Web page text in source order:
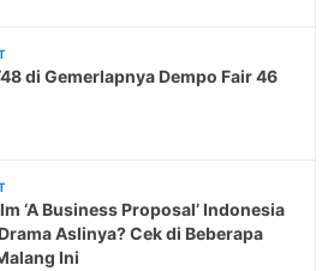
di Gemerlapnya Dempo Fair 46
‘A Business Proposal’ Indonesia
Aslinya? Cek di Beberapa
Ini